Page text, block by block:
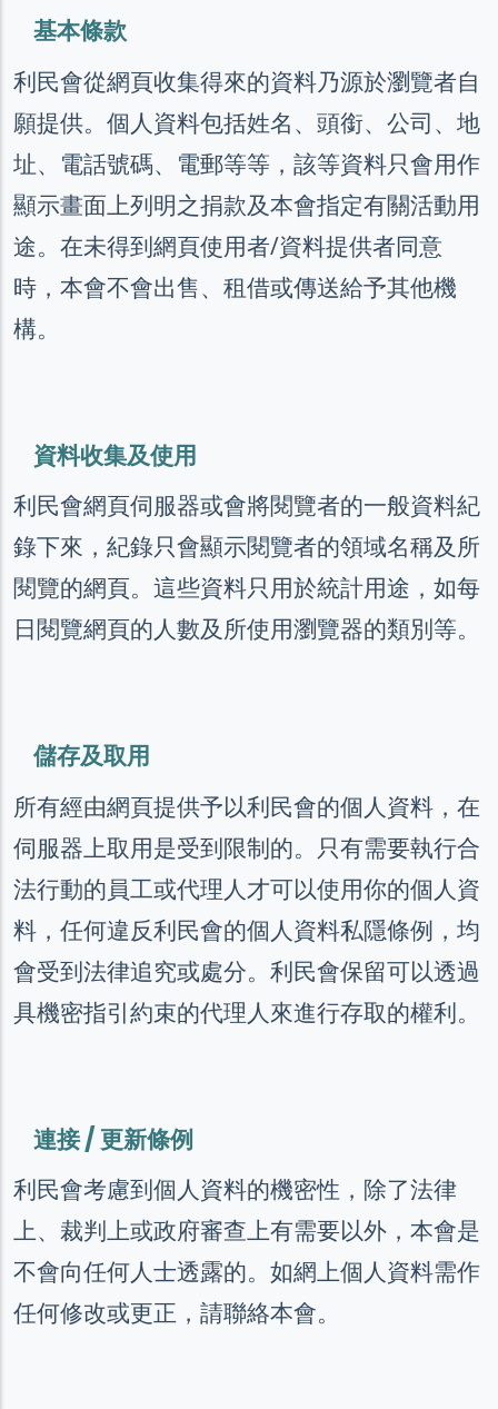
基本條款
利民會從網頁收集得來的資料乃源於瀏覽者自
願提供。個人資料包括姓名、頭銜、公司、地
址、電話號碼、電郵等等，該等資料只會用作
顯示畫面上列明之捐款及本會指定有關活動用
途。在未得到網頁使用者/資料提供者同意
時，本會不會出售、租借或傳送給予其他機
構。
資料收集及使用
利民會網頁伺服器或會將閱覽者的一般資料紀
錄下來，紀錄只會顯示閱覽者的領域名稱及所
閱覽的網頁。這些資料只用於統計用途，如每
日閱覽網頁的人數及所使用瀏覽器的類別等。
儲存及取用
所有經由網頁提供予以利民會的個人資料，在
伺服器上取用是受到限制的。只有需要執行合
法行動的員工或代理人才可以使用你的個人資
料，任何違反利民會的個人資料私隱條例，均
會受到法律追究或處分。利民會保留可以透過
具機密指引約束的代理人來進行存取的權利。
連接 / 更新條例
利民會考慮到個人資料的機密性，除了法律
上、裁判上或政府審查上有需要以外，本會是
不會向任何人士透露的。如網上個人資料需作
任何修改或更正，請聯絡本會。